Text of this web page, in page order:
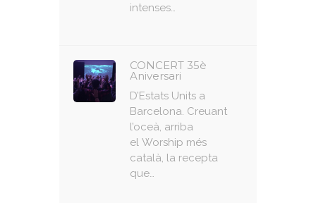
intenses…
CONCERT 35è
Aniversari
D’Estats Units a
Barcelona. Creuant
l’oceà, arriba
el Worship més
català, la recepta
que…